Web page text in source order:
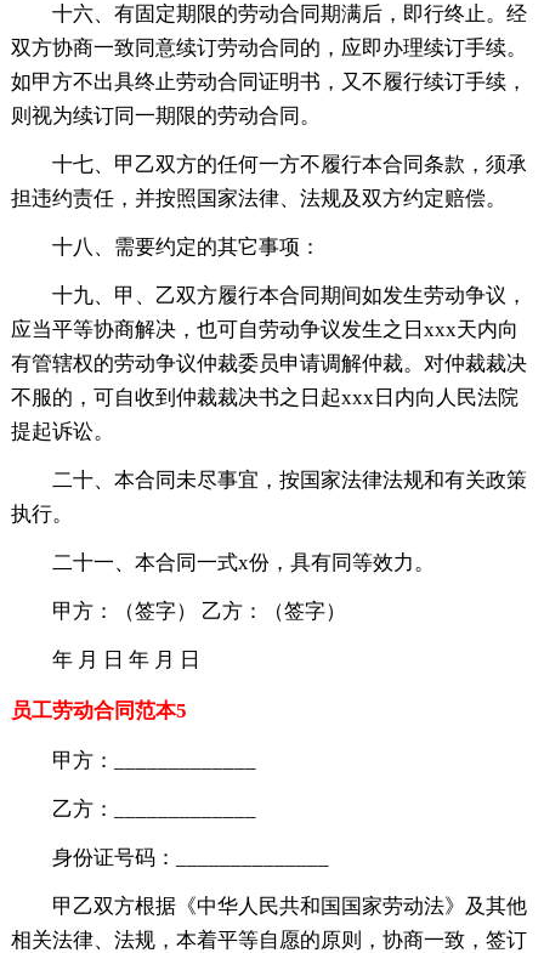
十六、有固定期限的劳动合同期满后，即行终止。经
双方协商一致同意续订劳动合同的，应即办理续订手续。
如甲方不出具终止劳动合同证明书，又不履行续订手续，
则视为续订同一期限的劳动合同。
十七、甲乙双方的任何一方不履行本合同条款，须承
担违约责任，并按照国家法律、法规及双方约定赔偿。
十八、需要约定的其它事项：
十九、甲、乙双方履行本合同期间如发生劳动争议，
应当平等协商解决，也可自劳动争议发生之日xxx天内向
有管辖权的劳动争议仲裁委员申请调解仲裁。对仲裁裁决
不服的，可自收到仲裁裁决书之日起xxx日内向人民法院
提起诉讼。
二十、本合同未尽事宜，按国家法律法规和有关政策
执行。
二十一、本合同一式x份，具有同等效力。
甲方：（签字） 乙方：（签字）
年 月 日 年 月 日
员工劳动合同范本5
甲方：_____________
乙方：_____________
身份证号码：______________
甲乙双方根据《中华人民共和国国家劳动法》及其他
相关法律、法规，本着平等自愿的原则，协商一致，签订